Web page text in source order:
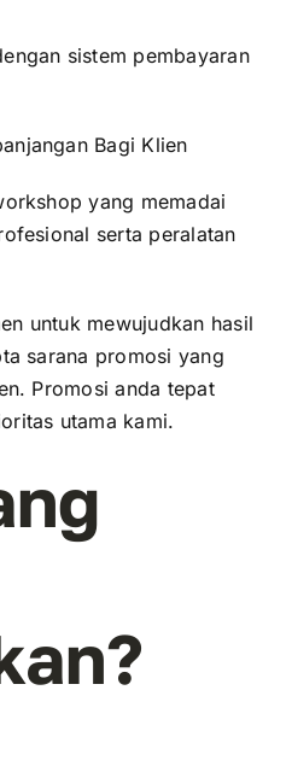
sistem pembayaran
Bagi Klien
yang memadai
serta peralatan
untuk mewujudkan hasil
sarana promosi yang
Promosi anda tepat
utama kami.